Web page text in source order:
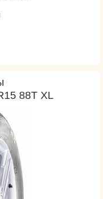
88T XL